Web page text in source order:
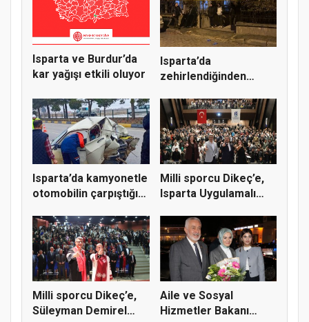
Isparta ve Burdur’da
kar yağışı etkili oluyor
Isparta’da
zehirlendiğinden
Isparta’da kamyonetle
otomobilin çarpıştığı
Milli sporcu Dikeç’e,
Isparta Uygulamalı
Milli sporcu Dikeç’e,
Süleyman Demirel
Aile ve Sosyal
Hizmetler Bakanı